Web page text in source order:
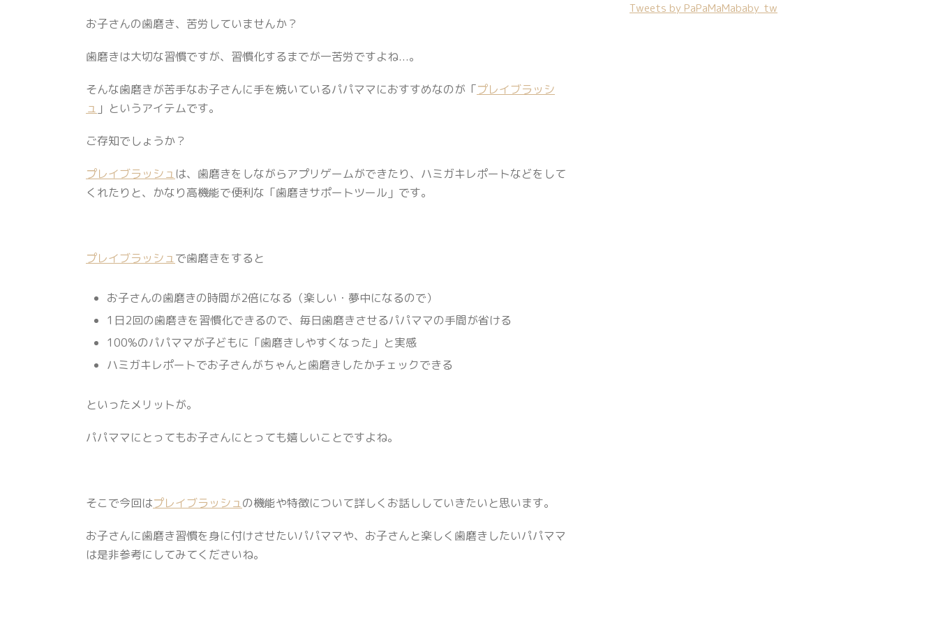
お子さんの歯磨き、苦労していませんか？
歯磨きは大切な習慣ですが、習慣化するまでが一苦労ですよね...。
そんな歯磨きが苦手なお子さんに手を焼いているパパママにおすすめなのが「プレイブラッシ
ュ 」というアイテムです。
ご存知でしょうか？
プレイブラッシュは、歯磨きをしながらアプリゲームができたり、ハミガキレポートなどをして
くれたりと、かなり高機能で便利な「歯磨きサポートツール」です。
プレイブラッシュで歯磨きをすると
お子さんの歯磨きの時間が2倍になる（楽しい・夢中になるので）
1日2回の歯磨きを習慣化できるので、毎日歯磨きさせるパパママの手間が省ける
100%のパパママが子どもに「歯磨きしやすくなった」と実感
ハミガキレポートでお子さんがちゃんと歯磨きしたかチェックできる
といったメリットが。
パパママにとってもお子さんにとっても嬉しいことですよね。
そこで今回はプレイブラッシュの機能や特徴について詳しくお話ししていきたいと思います。
お子さんに歯磨き習慣を身に付けさせたいパパママや、お子さんと楽しく歯磨きしたいパパママ
は是非参考にしてみてくださいね。
Tweets by PaPaMaMababy_tw